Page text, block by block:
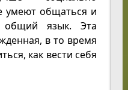
умеют общаться и
язык. Эта
в то время
как вести себя